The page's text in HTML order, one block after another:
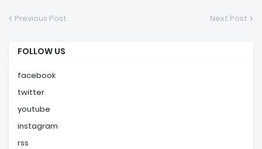
Previous Post Next Post
FOLLOW US
facebook
twitter
youtube
instagram
rss